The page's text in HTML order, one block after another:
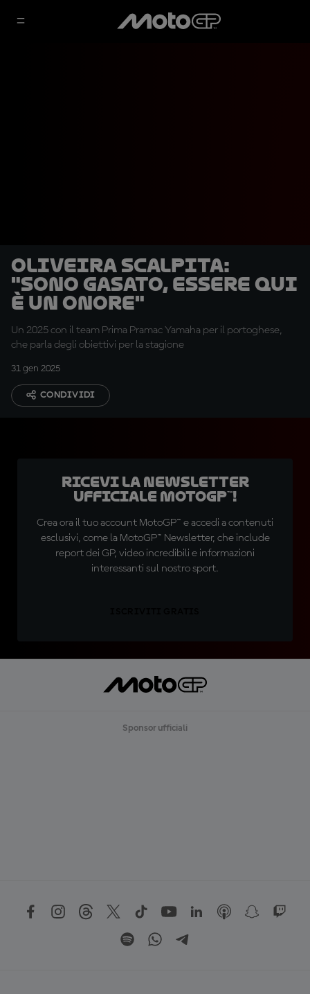
Oliveira scalpita:
"Sono gasato, essere qui
è un onore"
Un 2025 con il team Prima Pramac Yamaha per il portoghese,
che parla degli obiettivi per la stagione
31 gen 2025
CONDIVIDI
Ricevi la newsletter
ufficiale MotoGP™!
Crea ora il tuo account MotoGP™ e accedi a contenuti
esclusivi, come la MotoGP™ Newsletter, che include
report dei GP, video incredibili e informazioni
interessanti sul nostro sport.
Sponsor ufficiali